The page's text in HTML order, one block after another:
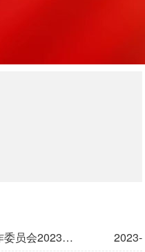
河北省交通运输协会交通物流工作委员会2023年度会议暨河北省城市绿色货运配送交流座谈会在物流公司成功召开
2023-